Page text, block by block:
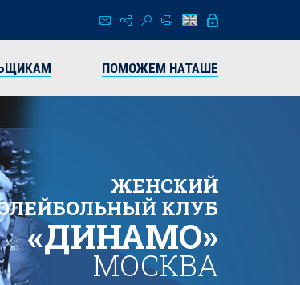
ПОМОЖЕМ НАТАШЕ
ЖЕНСКИЙ
КЛУБ
«ДИНАМО»
МОСКВА